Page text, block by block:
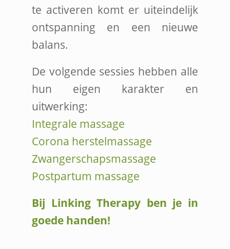
te activeren komt er uiteindelijk
ontspanning en een nieuwe
balans.
De volgende sessies hebben alle
hun eigen karakter en
uitwerking:
Integrale massage
Corona herstelmassage
Zwangerschapsmassage
Postpartum massage
Bij Linking Therapy ben je in
goede handen!